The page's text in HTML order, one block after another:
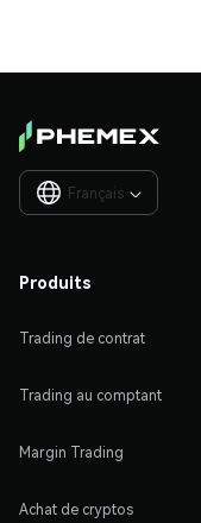
Français 
Produits
Trading de contrat
Trading au comptant
Margin Trading
Achat de cryptos